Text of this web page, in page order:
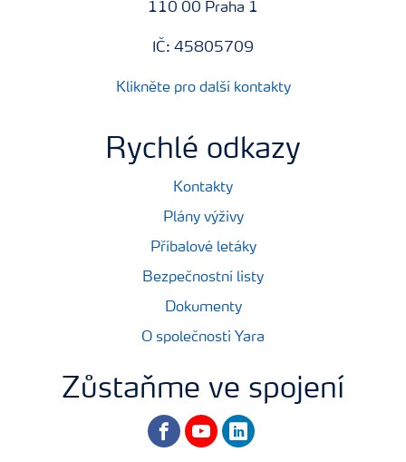
110 00 Praha 1
IČ: 45805709
Klikněte pro další kontakty
Rychlé odkazy
Kontakty
Plány výživy
Příbalové letáky
Bezpečnostní listy
Dokumenty
O společnosti Yara
Zůstaňme ve spojení
facebookyoutubelinkedin